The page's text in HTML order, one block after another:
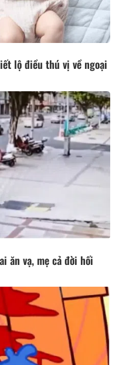
lộ điều thú vị về ngoại
ăn vạ, mẹ cả đời hối